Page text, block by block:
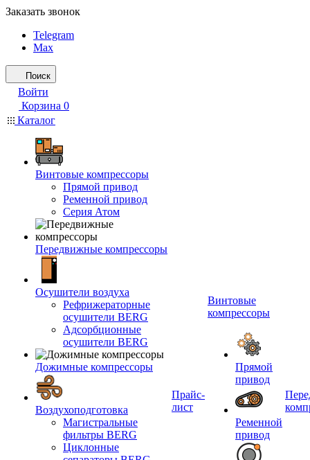
Заказать звонок
Telegram
Max
Поиск
Войти
Корзина 0
Каталог
Винтовые компрессоры
Прямой привод
Ременной привод
Серия Атом
Передвижные компрессоры
Осушители воздуха
Рефрижераторные
осушители BERG
Адсорбционные
осушители BERG
Дожимные компрессоры
Воздухоподготовка
Магистральные
фильтры BERG
Циклонные
Прайс-
лист
Винтовые
компрессоры
Прямой
привод
Ременной
привод